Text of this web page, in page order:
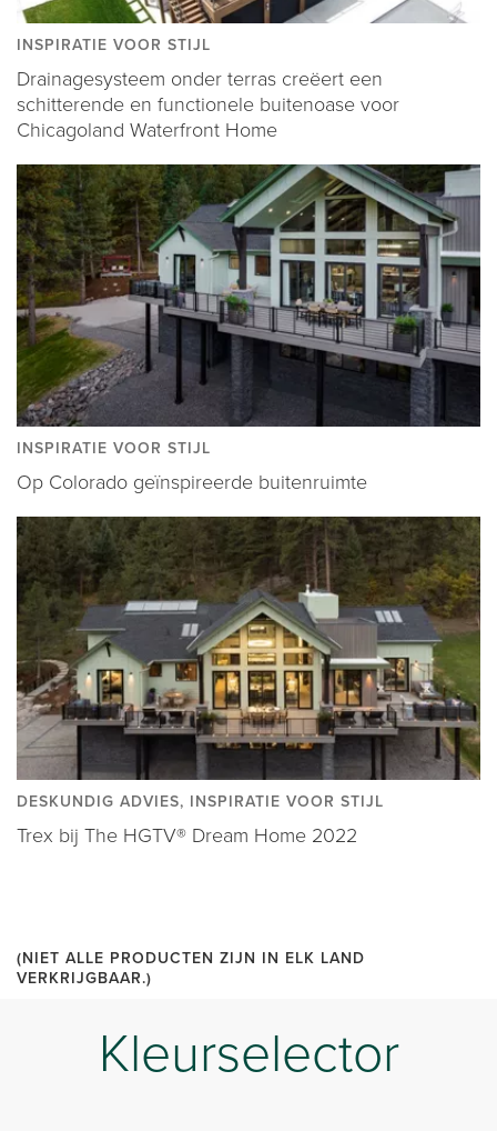
INSPIRATIE VOOR STIJL
Drainagesysteem onder terras creëert een
schitterende en functionele buitenoase voor
Chicagoland Waterfront Home
INSPIRATIE VOOR STIJL
Op Colorado geïnspireerde buitenruimte
DESKUNDIG ADVIES, INSPIRATIE VOOR STIJL
Trex bij The HGTV® Dream Home 2022
(NIET ALLE PRODUCTEN ZIJN IN ELK LAND
VERKRIJGBAAR.)
Kleurselector